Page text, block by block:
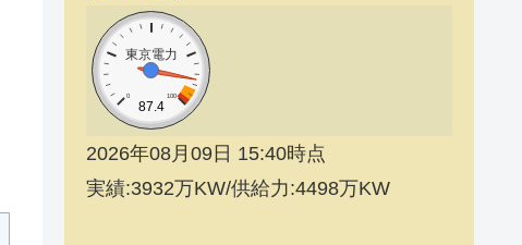
東京電力
0 100
87.4
2026年08月09日 15:40時点
実績:3932万KW/供給力:4498万KW